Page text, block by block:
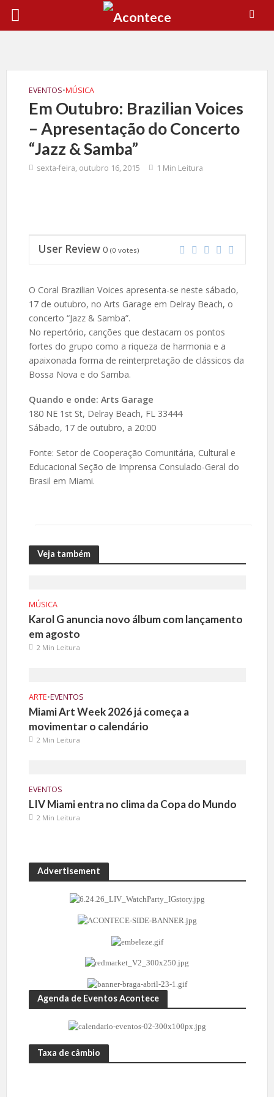
EVENTOS•MÚSICA
Em Outubro: Brazilian Voices
– Apresentação do Concerto
“Jazz & Samba”
sexta-feira, outubro 16, 2015 1 Min Leitura
User Review 0 (0 votes)
O Coral Brazilian Voices apresenta-se neste sábado,
17 de outubro, no Arts Garage em Delray Beach, o
concerto “Jazz & Samba”.
No repertório, canções que destacam os pontos
fortes do grupo como a riqueza de harmonia e a
apaixonada forma de reinterpretação de clássicos da
Bossa Nova e do Samba.
Quando e onde: Arts Garage
180 NE 1st St, Delray Beach, FL 33444
Sábado, 17 de outubro, a 20:00
Fonte: Setor de Cooperação Comunitária, Cultural e
Educacional Seção de Imprensa Consulado-Geral do
Brasil em Miami.
Veja também
MÚSICA
Karol G anuncia novo álbum com lançamento
em agosto
2 Min Leitura
ARTE•EVENTOS
Miami Art Week 2026 já começa a
movimentar o calendário
2 Min Leitura
EVENTOS
LIV Miami entra no clima da Copa do Mundo
2 Min Leitura
Advertisement
Agenda de Eventos Acontece
Taxa de câmbio